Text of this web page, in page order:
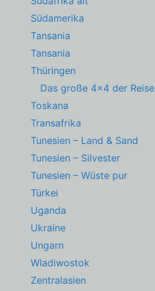
Südamerika
Tansania
Tansania
Thüringen
Das große 4×4 der Reise
Toskana
Transafrika
Tunesien – Land & Sand
Tunesien – Silvester
Tunesien – Wüste pur
Türkei
Uganda
Ukraine
Ungarn
Wladiwostok
Zentralasien